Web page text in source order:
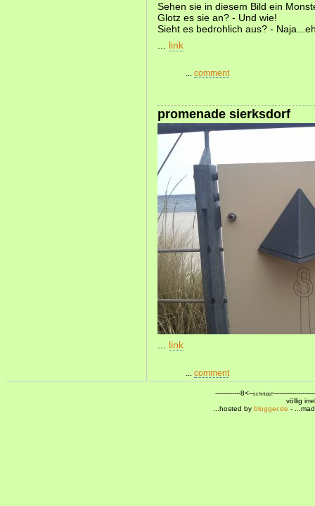
Sehen sie in diesem Bild ein
Glotz es sie an? - Und wie!
Sieht es bedrohlich aus? -
link
comment
promenade sierksdorf
link
comment
------------8<--schnipp!
völlig
...hosted by blogger.de -